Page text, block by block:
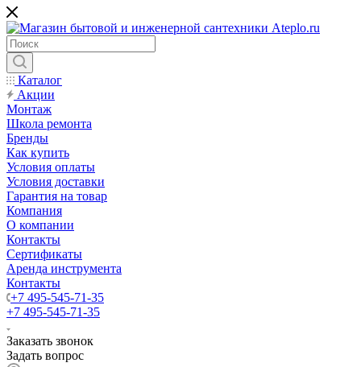
Каталог
Акции
Монтаж
Школа ремонта
Бренды
Как купить
Условия оплаты
Условия доставки
Гарантия на товар
Компания
О компании
Контакты
Сертификаты
Аренда инструмента
Контакты
+7 495-545-71-35
+7 495-545-71-35
Заказать звонок
Задать вопрос